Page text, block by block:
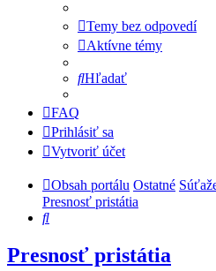
Temy bez odpovedí
Aktívne témy
Hľadať
FAQ
Prihlásiť sa
Vytvoriť účet
Obsah portálu Ostatné
Presnosť pristátia
Hľadať
Presnosť pristátia